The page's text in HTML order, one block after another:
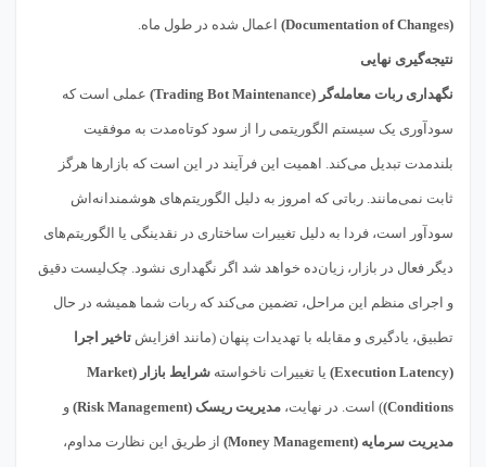
(Documentation of Changes) اعمال شده در طول ماه.
نتیجه‌گیری نهایی
نگهداری ربات معامله‌گر (Trading Bot Maintenance) عملی است که
سودآوری یک سیستم الگوریتمی را از سود کوتاه‌مدت به موفقیت
بلندمدت تبدیل می‌کند. اهمیت این فرآیند در این است که بازارها هرگز
ثابت نمی‌مانند. رباتی که امروز به دلیل الگوریتم‌های هوشمندانه‌اش
سودآور است، فردا به دلیل تغییرات ساختاری در نقدینگی یا الگوریتم‌های
دیگر فعال در بازار، زیان‌ده خواهد شد اگر نگهداری نشود. چک‌لیست دقیق
و اجرای منظم این مراحل، تضمین می‌کند که ربات شما همیشه در حال
تطبیق، یادگیری و مقابله با تهدیدات پنهان (مانند افزایش تاخیر اجرا
(Execution Latency) یا تغییرات ناخواسته شرایط بازار (Market
Conditions) ) است. در نهایت، مدیریت ریسک (Risk Management) و
مدیریت سرمایه (Money Management) از طریق این نظارت مداوم،